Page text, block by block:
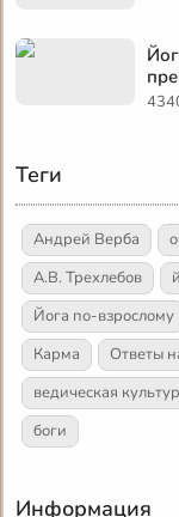
Теги
Андрей Верба
А.В. Трехлебов
Йога по-взрослому
Карма
Ответы
ведическая
боги
Информация